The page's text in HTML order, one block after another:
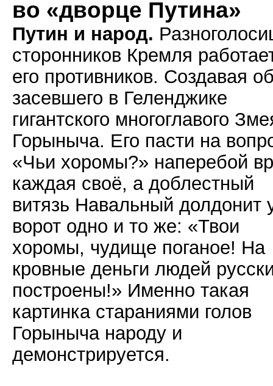
во «дворце Путина»
Путин и народ.
сторонников Кремля
его противников. Создавая
засевшего в Геленджике
гигантского многоглавого
Горыныча. Его пасти на
«Чьи хоромы?» наперебой
каждая своё, а доблестный
витязь Навальный долдонит
ворот одно и то же: «Твои
хоромы, чудище поганое! На
кровные деньги людей
построены!» Именно такая
картинка стараниями голов
Горыныча народу и
демонстрируется.